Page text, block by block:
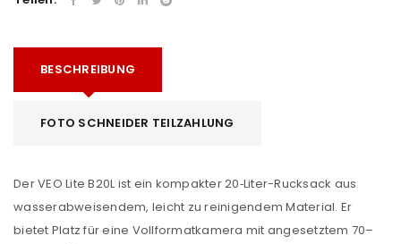
BESCHREIBUNG
FOTO SCHNEIDER TEILZAHLUNG
Der VEO Lite B20L ist ein kompakter 20‑Liter-Rucksack aus
wasserabweisendem, leicht zu reinigendem Material. Er
bietet Platz für eine Vollformatkamera mit angesetztem 70–